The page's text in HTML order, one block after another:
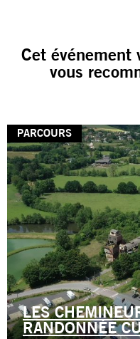
Cet événement
vous
PARCOURS
LES
RANDONNÉE